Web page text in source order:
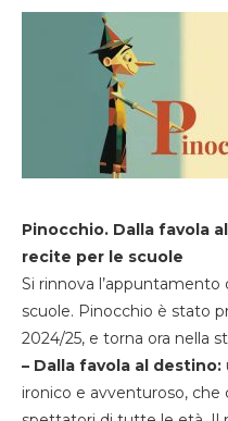
Pinocchio. Dalla favola
recite per le scuole
Si rinnova
scuole. Pinocchio è stato
2024/25, e torna ora nella
– Dalla favola al destino:
ironico e avventuroso, che